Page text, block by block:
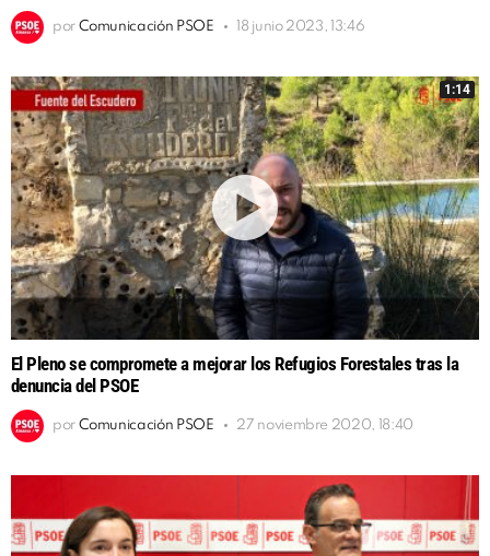
por Comunicación PSOE 18 junio 2023, 13:46
1:14
El Pleno se compromete a mejorar los Refugios Forestales tras la
denuncia del PSOE
por Comunicación PSOE 27 noviembre 2020, 18:40